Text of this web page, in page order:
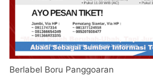
Berlabel Boru Panggoaran